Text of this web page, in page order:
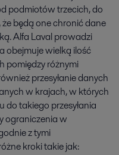
podmiotów trzecich, do
będą one chronić dane
Alfa Laval prowadzi
obejmuje wielką ilość
pomiędzy różnymi
przesyłanie danych
w krajach, w których
do takiego przesyłania
ograniczenia w
z tymi
kroki takie jak: